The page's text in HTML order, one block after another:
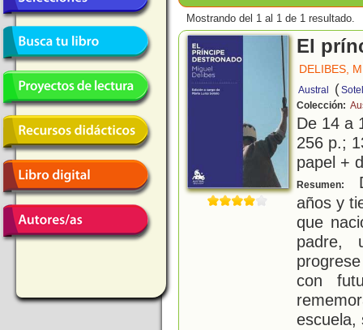
Mostrando del 1 al 1 de 1 resultado.
El
DELIBES,
Austral (
Colección:
De 14 a
256 p.;
papel +
Resumen:
años y
que
padre,
con
escuela,